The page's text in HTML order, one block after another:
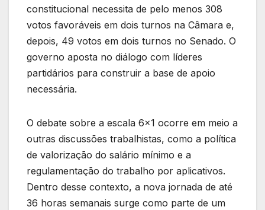
constitucional necessita de pelo menos 308
votos favoráveis em dois turnos na Câmara e,
depois, 49 votos em dois turnos no Senado. O
governo aposta no diálogo com líderes
partidários para construir a base de apoio
necessária.
O debate sobre a escala 6×1 ocorre em meio a
outras discussões trabalhistas, como a política
de valorização do salário mínimo e a
regulamentação do trabalho por aplicativos.
Dentro desse contexto, a nova jornada de até
36 horas semanais surge como parte de um